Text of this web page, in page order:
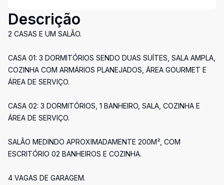
Descrição
2 CASAS E UM SALÃO.
CASA 01: 3 DORMITÓRIOS SENDO DUAS SUÍTES, SALA AMPLA,
COZINHA COM ARMÁRIOS PLANEJADOS, ÁREA GOURMET E
ÁREA DE SERVIÇO.
CASA 02: 3 DORMITÓRIOS, 1 BANHEIRO, SALA, COZINHA E
ÁREA DE SERVIÇO.
SALÃO MEDINDO APROXIMADAMENTE 200M², COM
ESCRITÓRIO 02 BANHEIROS E COZINHA.
4 VAGAS DE GARAGEM.